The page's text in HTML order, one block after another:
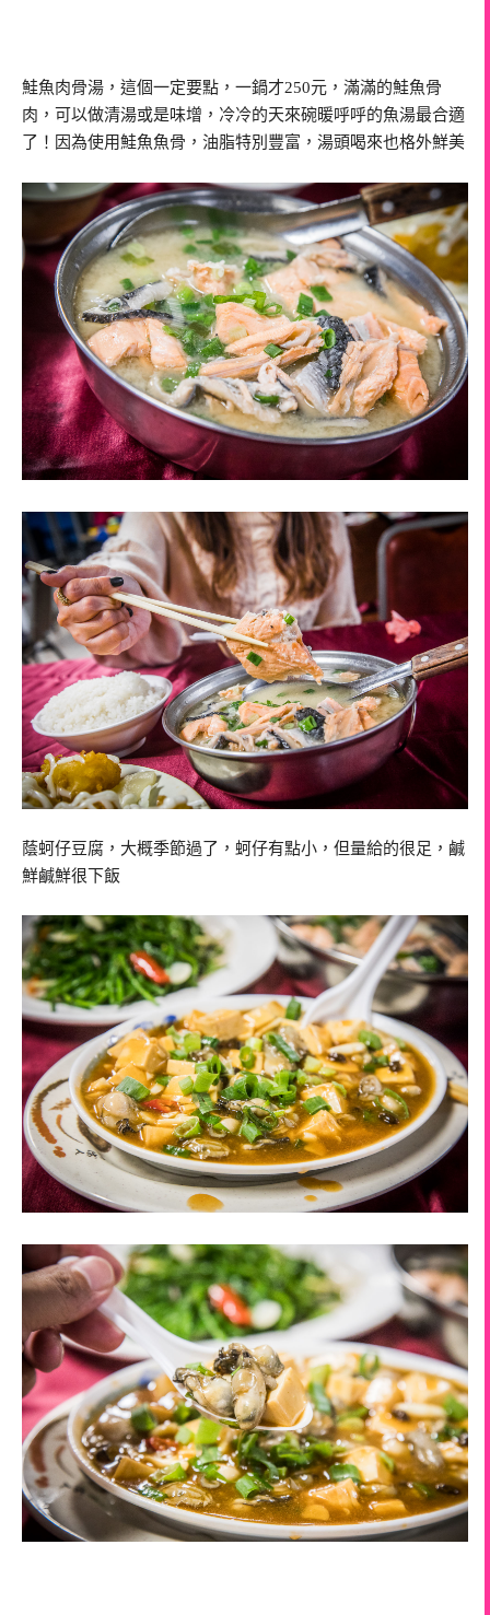
鮭魚肉骨湯，這個一定要點，一鍋才250元，滿滿的鮭魚骨
肉，可以做清湯或是味增，冷冷的天來碗暖呼呼的魚湯最合適
了！因為使用鮭魚魚骨，油脂特別豐富，湯頭喝來也格外鮮美
蔭蚵仔豆腐，大概季節過了，蚵仔有點小，但量給的很足，鹹
鮮鹹鮮很下飯